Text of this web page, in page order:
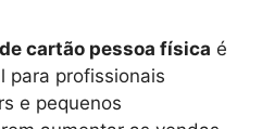
cartão pessoa física é
para profissionais
e pequenos